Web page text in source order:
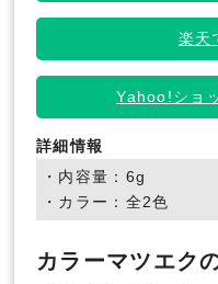
楽天
Yahoo!ショ
詳細情報
・内容量：6g
・カラー：全2色
カラーマツエク